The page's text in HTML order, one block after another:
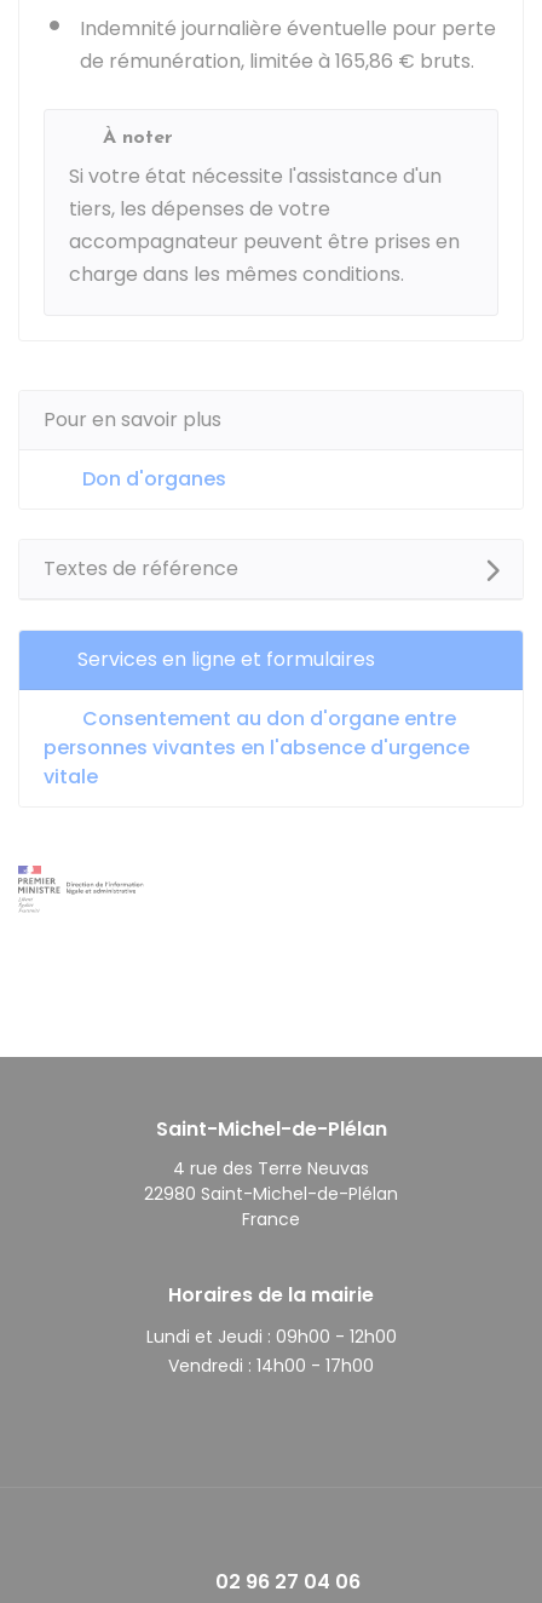
Indemnité journalière éventuelle pour perte
de rémunération, limitée à 165,86 € bruts.
À noter
Si votre état nécessite l'assistance d'un
tiers, les dépenses de votre
accompagnateur peuvent être prises en
charge dans les mêmes conditions.
Pour en savoir plus
Don d'organes
Textes de référence
Services en ligne et formulaires
Consentement au don d'organe entre
personnes vivantes en l'absence d'urgence
vitale
Saint-Michel-de-Plélan
4 rue des Terre Neuvas
22980 Saint-Michel-de-Plélan
France
Horaires de la mairie
Lundi et Jeudi : 09h00 - 12h00
Vendredi : 14h00 - 17h00
02 96 27 04 06